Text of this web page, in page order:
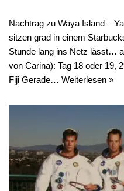
Nachtrag zu Waya Island –
sitzen grad in einem
Stunde lang ins Netz lässt…
von Carina): Tag 18 oder 19,
Fiji Gerade… Weiterlesen »